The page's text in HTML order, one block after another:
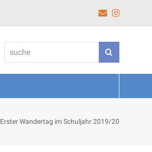
E-
Mail
suche
Erster Wandertag im Schuljahr 2019/20